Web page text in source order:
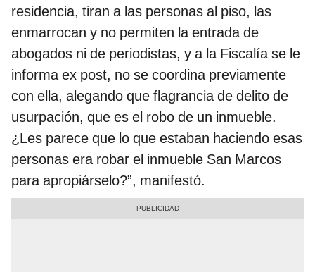
residencia, tiran a las personas al piso, las
enmarrocan y no permiten la entrada de
abogados ni de periodistas, y a la Fiscalía se le
informa ex post, no se coordina previamente
con ella, alegando que flagrancia de delito de
usurpación, que es el robo de un inmueble.
¿Les parece que lo que estaban haciendo esas
personas era robar el inmueble San Marcos
para apropiárselo?”, manifestó.